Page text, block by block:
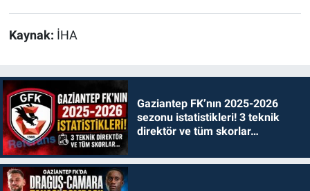
Kaynak: İHA
Gaziantep FK’nın 2025-2026
sezonu istatistikleri! 3 teknik
direktör ve tüm skorlar…